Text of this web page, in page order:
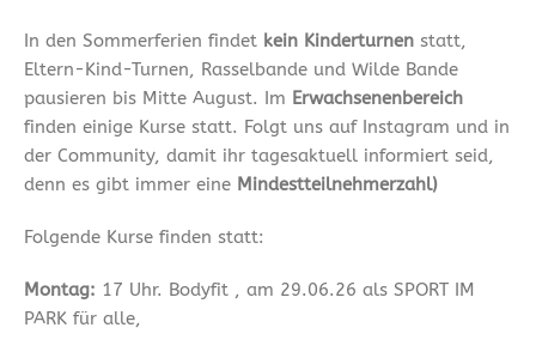
In den Sommerferien findet kein Kinderturnen statt,
Eltern-Kind-Turnen, Rasselbande und Wilde Bande
pausieren bis Mitte August. Im Erwachsenenbereich
finden einige Kurse statt. Folgt uns auf Instagram und in
der Community, damit ihr tagesaktuell informiert seid,
denn es gibt immer eine Mindestteilnehmerzahl)
Folgende Kurse finden statt:
Montag: 17 Uhr. Bodyfit , am 29.06.26 als SPORT IM
PARK für alle,